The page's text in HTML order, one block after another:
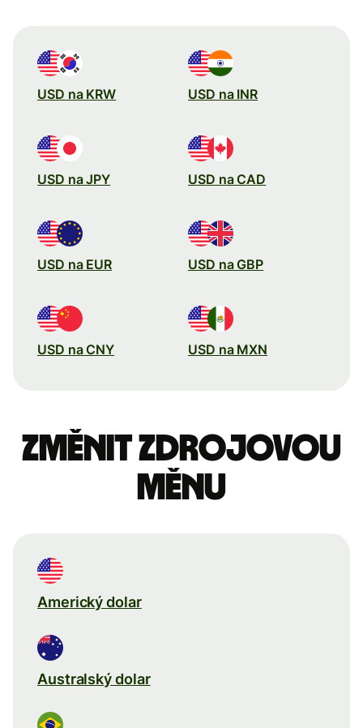
USD na KRW USD na INR
USD na JPY USD na CAD
USD na EUR USD na GBP
USD na CNY USD na MXN
Změnit zdrojovou
měnu
Americký dolar
Australský dolar